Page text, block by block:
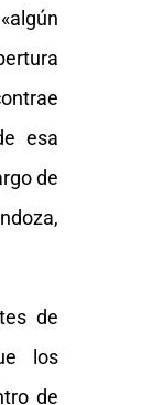
esa
de
de
los
de